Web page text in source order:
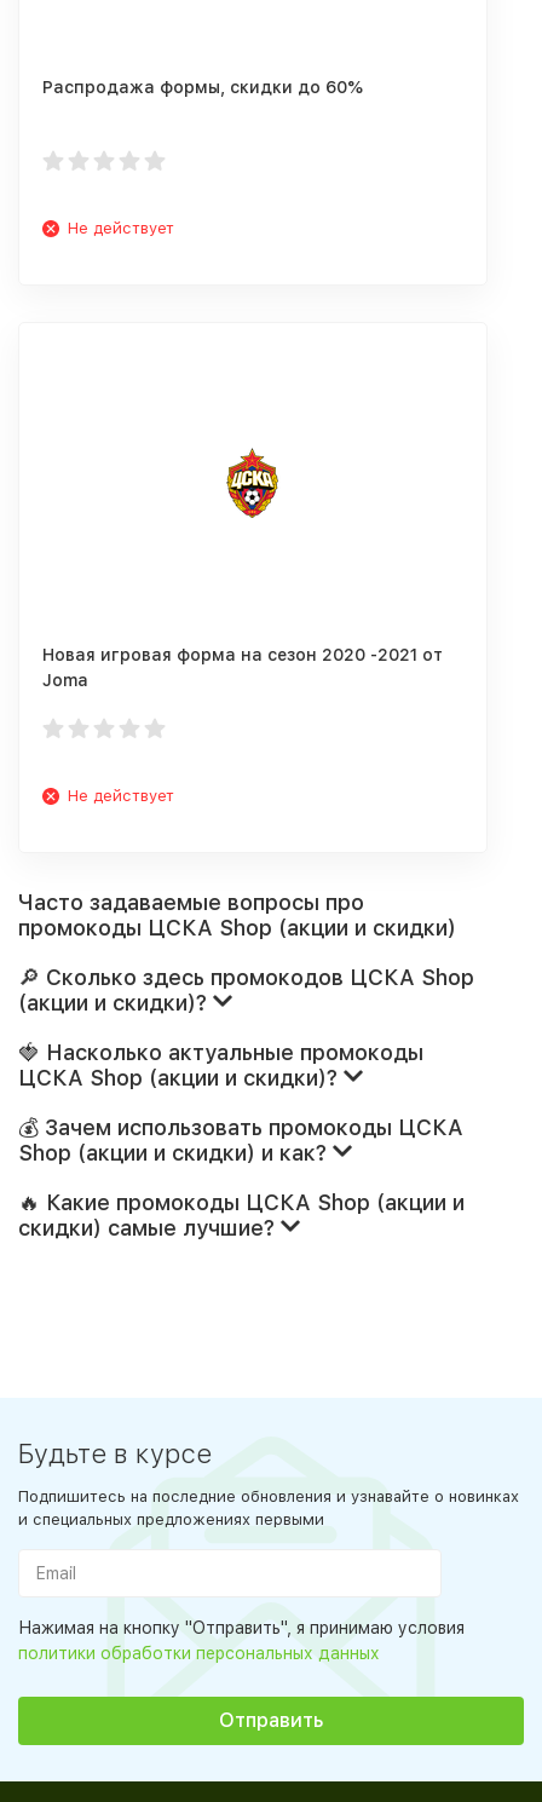
Распродажа формы, скидки до 60%
Не действует
Новая игровая форма на сезон 2020 -2021 от
Joma
Не действует
Часто задаваемые вопросы про
промокоды ЦСКА Shop (акции и скидки)
🔎 Сколько здесь промокодов ЦСКА Shop
(акции и скидки)?
🍓 Насколько актуальные промокоды
ЦСКА Shop (акции и скидки)?
💰 Зачем использовать промокоды ЦСКА
Shop (акции и скидки) и как?
🔥 Какие промокоды ЦСКА Shop (акции и
скидки) самые лучшие?
Будьте в курсе
Подпишитесь на последние обновления и узнавайте о новинках
и специальных предложениях первыми
Нажимая на кнопку "Отправить", я принимаю условия
политики обработки персональных данных